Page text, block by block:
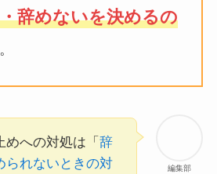
辞めないを決めるの
編集部
めへの対処は「 辞
られないときの対